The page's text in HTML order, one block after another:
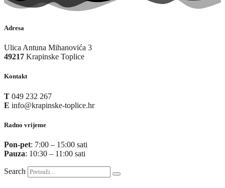
Adresa
Ulica Antuna Mihanovića 3
49217 Krapinske Toplice
Kontakt
T 049 232 267
E info@krapinske-toplice.hr
Radno vrijeme
Pon-pet: 7:00 – 15:00 sati
Pauza: 10:30 – 11:00 sati
Search